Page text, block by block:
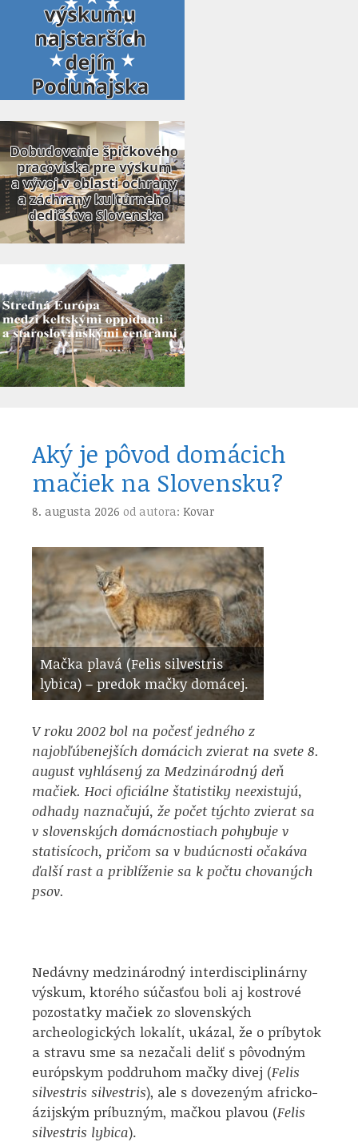
Aký je pôvod domácich
mačiek na Slovensku?
8. augusta 2026 od autora: Kovar
Mačka plavá (Felis silvestris
lybica) – predok mačky domácej.
V roku 2002 bol na počesť jedného z
najobľúbenejších domácich zvierat na svete 8.
august vyhlásený za Medzinárodný deň
mačiek. Hoci oficiálne štatistiky neexistujú,
odhady naznačujú, že počet týchto zvierat sa
v slovenských domácnostiach pohybuje v
statisícoch, pričom sa v budúcnosti očakáva
ďalší rast a priblíženie sa k počtu chovaných
psov.
Nedávny medzinárodný interdisciplinárny
výskum, ktorého súčasťou boli aj kostrové
pozostatky mačiek zo slovenských
archeologických lokalít, ukázal, že o príbytok
a stravu sme sa nezačali deliť s pôvodným
európskym poddruhom mačky divej (Felis
silvestris silvestris), ale s dovezeným africko-
ázijským príbuzným, mačkou plavou (Felis
silvestris lybica).